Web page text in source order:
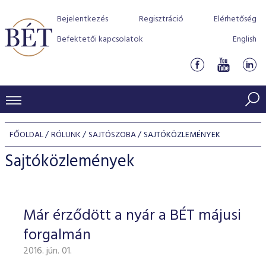
Bejelentkezés Regisztráció
Elérhetőség
Befektetői kapcsolatok
English
KERESKEDÉSI ADATOK
INDEXEK
Jelzáloglevél indexek
Vállalati kötvény indexek
Azonnali Piac
Részvények
Származékos piac
BEFEKTETŐK
Részvény szekció
Hitelpapír szekció
BÉT szabályzatok
Befektetővédelem
Alkalmazott díjstruktúra
Elszámolás
Részvény és vállalati kötvény tőzsdei bevezetését
program
BÉT Xtend - Részvénypiac egyszerűen
TŐZSDETAGOK
Tőzsdetagok, üzletkötők
VENDOROK
FŐOLDAL RÓLUNK SAJTÓSZOBA SAJTÓKÖZLEMÉNYEK
Sajtóközlemények
Már érződött a nyár a BÉT májusi
forgalmán
2016. jún. 01.